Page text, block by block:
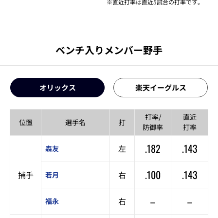
ベンチ入りメンバー野手
オリックス 楽天イーグルス
位置 選手名 打
打率/
防御率
直近
打率
捕手
森友 左 .182 .143
若月 右 .100 .143
福永 右 – –